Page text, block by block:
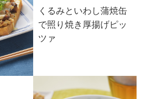
くるみといわし蒲焼缶
で照り焼き厚揚げピッ
ツァ